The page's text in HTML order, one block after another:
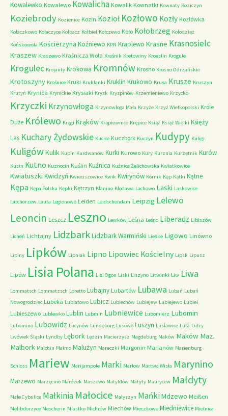
Kowalewko Kowalewo Kowalicha Kowalik Kownatki Kownaty Koziczyn
Koziebrody Kozienice Kozin Kozioł Kozłowo Kozły Kozłówka
Kołaczkowo Kołaczyce Kołbacz Kołbiel Kołczewo Koło Kołobrzeg Kołodziąż
Końskowola Kościerzyna Koźniewo KPN Kraplewo Krasne Krasnosielc
Kraszew Kraszewo Kraśnicza Wola Kraśnik Kretowiny Kroeslin Krogule
Krogulec Krojanty Krokowa Kromnów Krosno Krosno Odrzańskie
Krotoszyny Krośnice Kruki Kruklanki Kruklin Krukowo Krusa Krusze Kruszyn
Krutyń Krynica Krynickie Krysiaki Krysk Kryspinów Krzemieniewo Krzycko
Krzyczki Krzynowłoga Krzynowłoga Mała Krzyże Krzyż Wielkopolski Króle
Duże Królewo Krągi Krąków Krąpiewnice Krępice Książ Książ Wielki Księży
Las Kuchary Żydowskie Kucice Kuczbork Kuczyn Kudypy Kuligi
KuligówKulik Kupin Kurdwanów Kurki Kurowo Kury Kurznia Kurzętnik Kurów
Kusin Kutno Kuznocin Kuślin Kuźnica Kuźnica Żelichowska Kwiatkowice
Kwiatuszki Kwidzyń Kwieciszowice Kwik Kwirynów Kórnik Kąp Kątki Kątne
Kępa Kępa Polska Kępki Kętrzyn Kłanino Kłodawa Lachowo Laski Laskowice
Latchorzew Lauta Legionowo Leiden Leidschendam Leipzig Lelewo
Leoncin Leszcz Leszno Lewków Leśna Leśno Liberadz Libiszów
Licheń Lichtajny LidzbarkLidzbark Warmiński Lieske Ligowo Linówno
Lipiny Lipków Lipniak Lipno Lipowiec Kościelny Lipsk Lipusz
Lipów Lisia Polana Lisi Ogon Liski Liszyno Litwinki Liw Liwa
Lommatsch Lommatzsch Loretto Lubajny Lubartów Lubawa Lubań Lubań
Nowogrodziec Lubeka Lubiatowo Lubicz Lubiechów Lubiejew Lubiejewo Lubiel
Lubieszewo Lublewko Lublin Lubmin Lubniewice Lubomierz Lubomin
Lubomino Lubowidz Lucynów Lundeborg Lusowo Luszyn Lusławice Luta Lutry
Lwówek Śląski Lyndby Lębork Lędzin Macierzysz Magdeburg Maków Maków Maz.
Malbork Malchin Malmo Malużyn Mareczki Margonin Marianów Marienburg
Schloss Mariew Marijampole Marki Marlow Martwa Wisła Marynino
Marzewo Marzęcino Marózek Maszewo Matyldów Matyty Maurycew Małdyty
Małe Cybulice Małkinia Małocice Małyszyn MańkiMdzewo Meißen
Melibdorzyce Mescherin Miastko Michrów Miechów Mieczkowo Miedniewice Mielnica